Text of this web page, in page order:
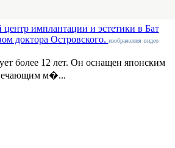
центр имплантации и эстетики в Бат
доктора Островского. изображения видео
более 12 лет. Он оснащен японским
м�...